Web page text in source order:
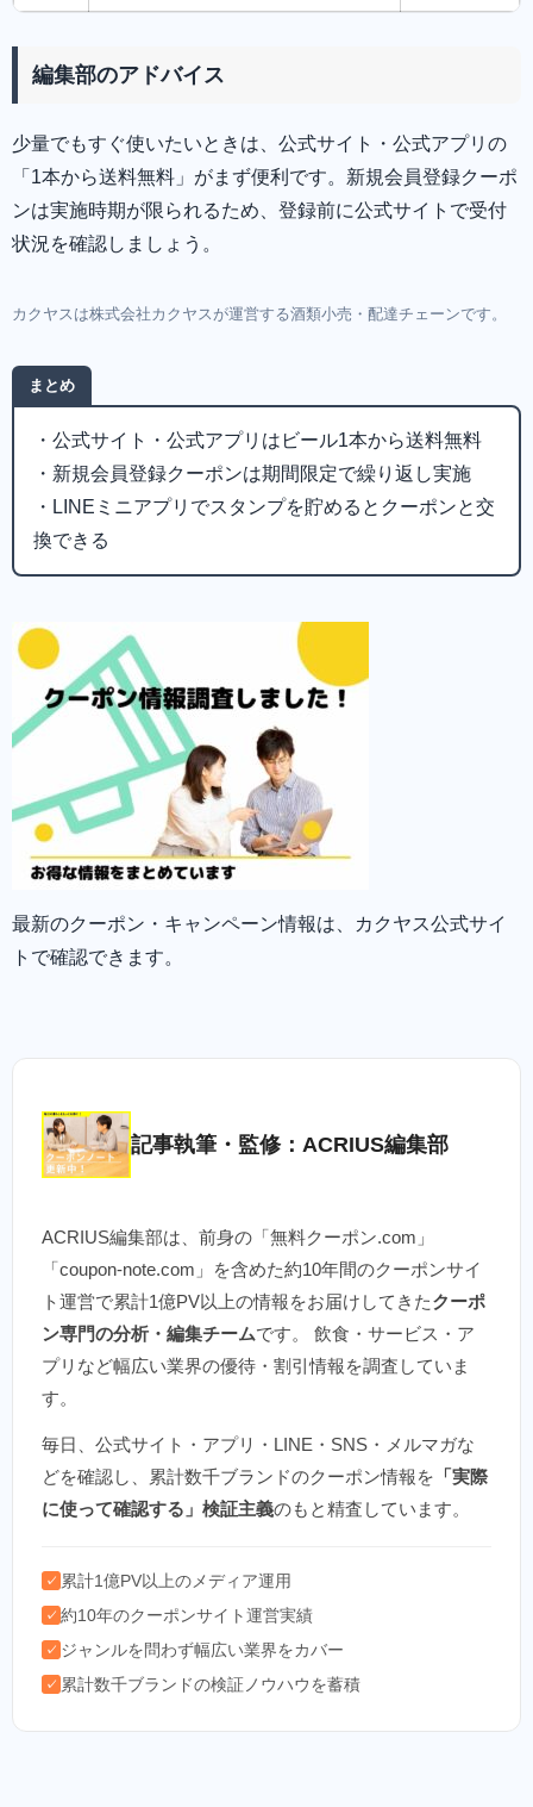
編集部のアドバイス
少量でもすぐ使いたいときは、公式サイト・公式アプリの
「1本から送料無料」がまず便利です。新規会員登録クーポ
ンは実施時期が限られるため、登録前に公式サイトで受付
状況を確認しましょう。
カクヤスは株式会社カクヤスが運営する酒類小売・配達チェーンです。
まとめ
・公式サイト・公式アプリはビール1本から送料無料
・新規会員登録クーポンは期間限定で繰り返し実施
・LINEミニアプリでスタンプを貯めるとクーポンと交
換できる
最新のクーポン・キャンペーン情報は、カクヤス公式サイ
トで確認できます。
記事執筆・監修：ACRIUS編集部
ACRIUS編集部は、前身の「無料クーポン.com」
「coupon-note.com」を含めた約10年間のクーポンサイ
ト運営で累計1億PV以上の情報をお届けしてきたクーポ
ン専門の分析・編集チームです。 飲食・サービス・ア
プリなど幅広い業界の優待・割引情報を調査していま
す。
毎日、公式サイト・アプリ・LINE・SNS・メルマガな
どを確認し、累計数千ブランドのクーポン情報を 「実際
に使って確認する」検証主義のもと精査しています。
✓ 累計1億PV以上のメディア運用
✓ 約10年のクーポンサイト運営実績
✓ ジャンルを問わず幅広い業界をカバー
✓ 累計数千ブランドの検証ノウハウを蓄積